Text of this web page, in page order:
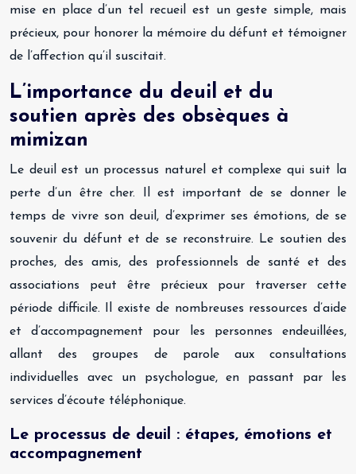
mise en place d’un tel recueil est un geste simple, mais
précieux, pour honorer la mémoire du défunt et témoigner
de l’affection qu’il suscitait.
L’importance du deuil et du
soutien après des obsèques à
mimizan
Le deuil est un processus naturel et complexe qui suit la
perte d’un être cher. Il est important de se donner le
temps de vivre son deuil, d’exprimer ses émotions, de se
souvenir du défunt et de se reconstruire. Le soutien des
proches, des amis, des professionnels de santé et des
associations peut être précieux pour traverser cette
période difficile. Il existe de nombreuses ressources d’aide
et d’accompagnement pour les personnes endeuillées,
allant des groupes de parole aux consultations
individuelles avec un psychologue, en passant par les
services d’écoute téléphonique.
Le processus de deuil : étapes, émotions et
accompagnement